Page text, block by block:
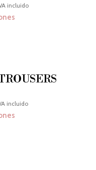
incluido
incluido